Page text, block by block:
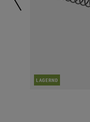
LAGERND